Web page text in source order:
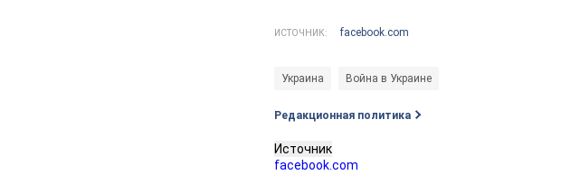
ИСТОЧНИК: facebook.com
Украина Война в Украине
Редакционная политика
Источник
facebook.com